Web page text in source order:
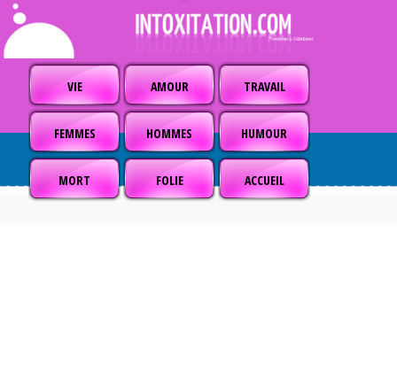
VIE AMOUR TRAVAIL
FEMMES HOMMES HUMOUR
MORT FOLIE ACCUEIL